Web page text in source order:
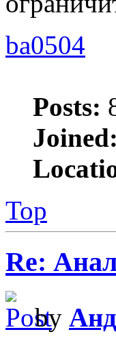
ba0504
Posts:
Joined:
Top
Re:
by